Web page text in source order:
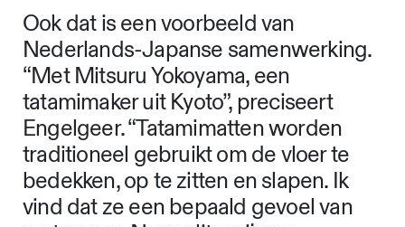
Ook dat is een voorbeeld van
Nederlands-Japanse samenwerking.
“Met Mitsuru Yokoyama, een
tatamimaker uit Kyoto”, preciseert
Engelgeer. “Tatamimatten worden
traditioneel gebruikt om de vloer te
bedekken, op te zitten en slapen. Ik
vind dat ze een bepaald gevoel van